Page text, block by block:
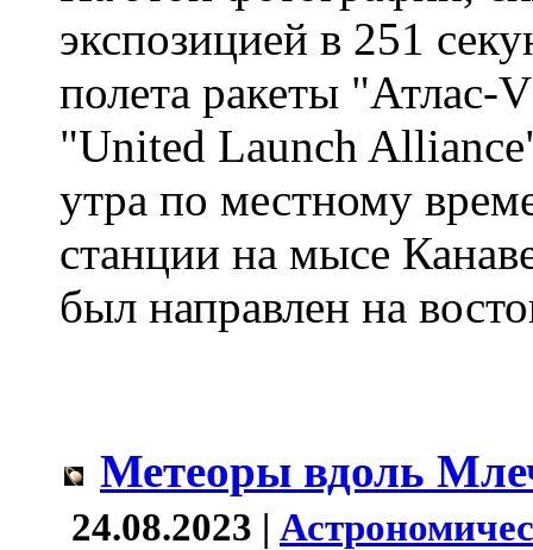
экспозицией в 251
полета ракеты "Атлас-
"United Launch
утра по местному
станции на мысе
был направлен на
Метеоры вдоль
24.08.2023 |